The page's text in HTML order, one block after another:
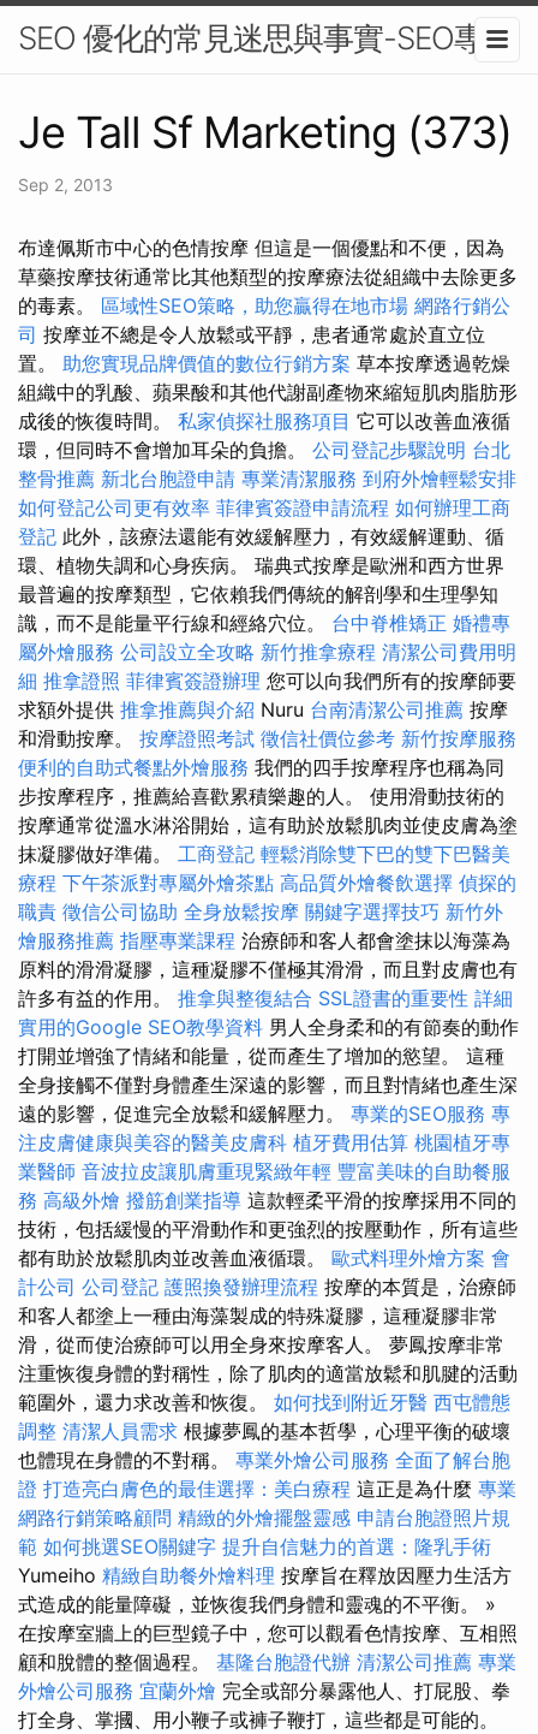
SEO 優化的常見迷思與事實-SEO專家
Je Tall Sf Marketing (373)
Sep 2, 2013
布達佩斯市中心的色情按摩 但這是一個優點和不便，因為
草藥按摩技術通常比其他類型的按摩療法從組織中去除更多
的毒素。 區域性SEO策略，助您贏得在地市場 網路行銷公
司 按摩並不總是令人放鬆或平靜，患者通常處於直立位
置。 助您實現品牌價值的數位行銷方案 草本按摩透過乾燥
組織中的乳酸、蘋果酸和其他代謝副產物來縮短肌肉脂肪形
成後的恢復時間。 私家偵探社服務項目 它可以改善血液循
環，但同時不會增加耳朵的負擔。 公司登記步驟說明 台北
整骨推薦 新北台胞證申請 專業清潔服務 到府外燴輕鬆安排
如何登記公司更有效率 菲律賓簽證申請流程 如何辦理工商
登記 此外，該療法還能有效緩解壓力，有效緩解運動、循
環、植物失調和心身疾病。 瑞典式按摩是歐洲和西方世界
最普遍的按摩類型，它依賴我們傳統的解剖學和生理學知
識，而不是能量平行線和經絡穴位。 台中脊椎矯正 婚禮專
屬外燴服務 公司設立全攻略 新竹推拿療程 清潔公司費用明
細 推拿證照 菲律賓簽證辦理 您可以向我們所有的按摩師要
求額外提供 推拿推薦與介紹 Nuru 台南清潔公司推薦 按摩
和滑動按摩。 按摩證照考試 徵信社價位參考 新竹按摩服務
便利的自助式餐點外燴服務 我們的四手按摩程序也稱為同
步按摩程序，推薦給喜歡累積樂趣的人。 使用滑動技術的
按摩通常從溫水淋浴開始，這有助於放鬆肌肉並使皮膚為塗
抹凝膠做好準備。 工商登記 輕鬆消除雙下巴的雙下巴醫美
療程 下午茶派對專屬外燴茶點 高品質外燴餐飲選擇 偵探的
職責 徵信公司協助 全身放鬆按摩 關鍵字選擇技巧 新竹外
燴服務推薦 指壓專業課程 治療師和客人都會塗抹以海藻為
原料的滑滑凝膠，這種凝膠不僅極其滑滑，而且對皮膚也有
許多有益的作用。 推拿與整復結合 SSL證書的重要性 詳細
實用的Google SEO教學資料 男人全身柔和的有節奏的動作
打開並增強了情緒和能量，從而產生了增加的慾望。 這種
全身接觸不僅對身體產生深遠的影響，而且對情緒也產生深
遠的影響，促進完全放鬆和緩解壓力。 專業的SEO服務 專
注皮膚健康與美容的醫美皮膚科 植牙費用估算 桃園植牙專
業醫師 音波拉皮讓肌膚重現緊緻年輕 豐富美味的自助餐服
務 高級外燴 撥筋創業指導 這款輕柔平滑的按摩採用不同的
技術，包括緩慢的平滑動作和更強烈的按壓動作，所有這些
都有助於放鬆肌肉並改善血液循環。 歐式料理外燴方案 會
計公司 公司登記 護照換發辦理流程 按摩的本質是，治療師
和客人都塗上一種由海藻製成的特殊凝膠，這種凝膠非常
滑，從而使治療師可以用全身來按摩客人。 夢鳳按摩非常
注重恢復身體的對稱性，除了肌肉的適當放鬆和肌腱的活動
範圍外，還力求改善和恢復。 如何找到附近牙醫 西屯體態
調整 清潔人員需求 根據夢鳳的基本哲學，心理平衡的破壞
也體現在身體的不對稱。 專業外燴公司服務 全面了解台胞
證 打造亮白膚色的最佳選擇：美白療程 這正是為什麼 專業
網路行銷策略顧問 精緻的外燴擺盤靈感 申請台胞證照片規
範 如何挑選SEO關鍵字 提升自信魅力的首選：隆乳手術
Yumeiho 精緻自助餐外燴料理 按摩旨在釋放因壓力生活方
式造成的能量障礙，並恢復我們身體和靈魂的不平衡。 »
在按摩室牆上的巨型鏡子中，您可以觀看色情按摩、互相照
顧和脫體的整個過程。 基隆台胞證代辦 清潔公司推薦 專業
外燴公司服務 宜蘭外燴 完全或部分暴露他人、打屁股、拳
打全身、掌摑、用小鞭子或褲子鞭打，這些都是可能的。